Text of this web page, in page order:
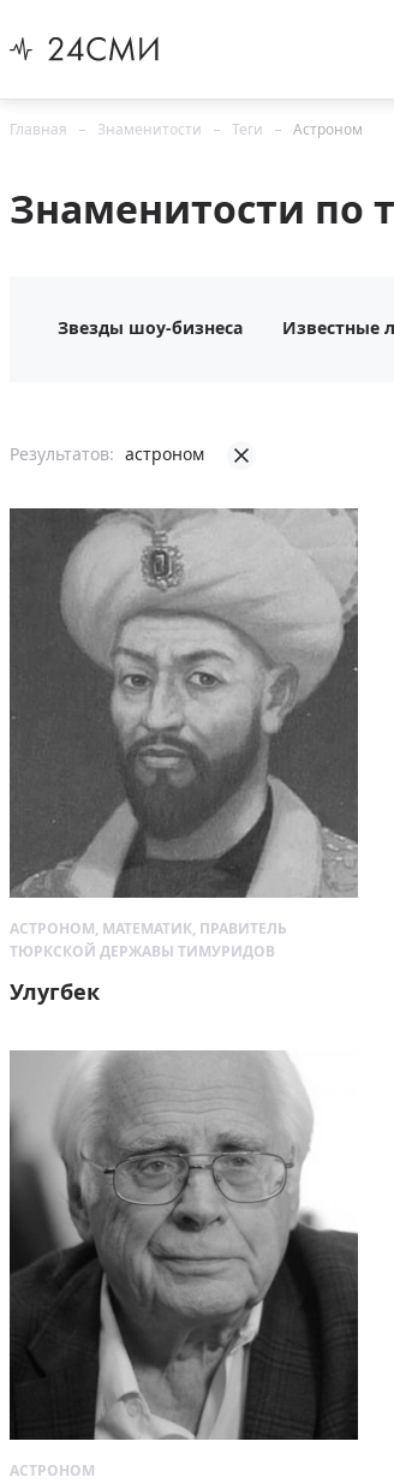
Главная Знаменитости Теги Астроном
Знаменитости по
Звезды шоу-бизнеса Известные
Результатов: астроном
АСТРОНОМ, МАТЕМАТИК, ПРАВИТЕЛЬ
ТЮРКСКОЙ ДЕРЖАВЫ ТИМУРИДОВ
Улугбек
АСТРОНОМ